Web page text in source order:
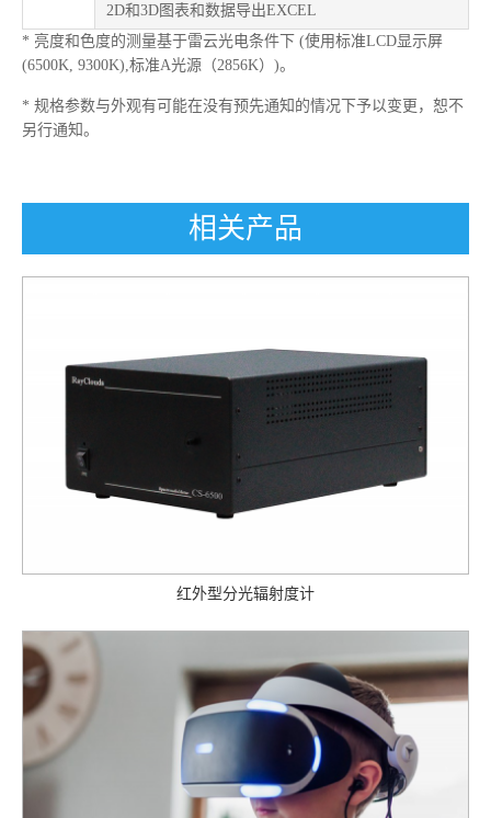
2D和3D图表和数据导出EXCEL
* 亮度和色度的测量基于雷云光电条件下 (使用标准LCD显示屏
(6500K, 9300K),标准A光源（2856K）)。
* 规格参数与外观有可能在没有预先通知的情况下予以变更，恕不
另行通知。
相关产品
红外型分光辐射度计